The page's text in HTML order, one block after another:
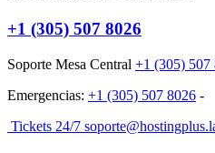
+1 (305) 507 8026
Soporte Mesa Central +1 (305) 507
Emergencias: +1 (305) 507 8026 -
Tickets 24/7